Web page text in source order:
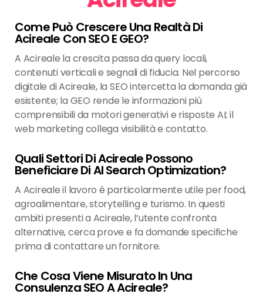
Come Può Crescere Una Realtà Di
Acireale Con SEO E GEO?
A Acireale la crescita passa da query locali,
contenuti verticali e segnali di fiducia. Nel percorso
digitale di Acireale, la SEO intercetta la domanda già
esistente; la GEO rende le informazioni più
comprensibili da motori generativi e risposte AI; il
web marketing collega visibilità e contatto.
Quali Settori Di Acireale Possono
Beneficiare Di AI Search Optimization?
A Acireale il lavoro è particolarmente utile per food,
agroalimentare, storytelling e turismo. In questi
ambiti presenti a Acireale, l’utente confronta
alternative, cerca prove e fa domande specifiche
prima di contattare un fornitore.
Che Cosa Viene Misurato In Una
Consulenza SEO A Acireale?